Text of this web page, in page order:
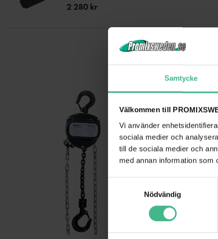
Samtycke
Välkommen till
Vi använder
sociala medier och
till de sociala medier och
med annan information som
Nödvändig
2 280 kr